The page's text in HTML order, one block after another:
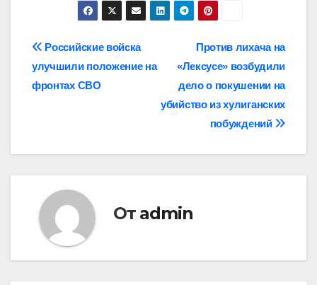
Навигация
по
Против лихача на
«Лексусе» возбудили
дело о покушении на
убийство из хулиганских
побуждений
Российские войска
улучшили положение на
фронтах СВО
От admin